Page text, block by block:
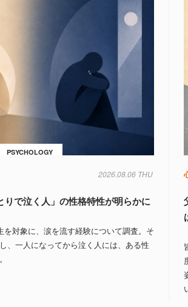
PSYCHOLOGY
2026.08.06 THU
りで泣く人」の性格特性が明らかに
を対象に、涙を流す経験について調査。そ
、一人になってから泣く人には、ある性